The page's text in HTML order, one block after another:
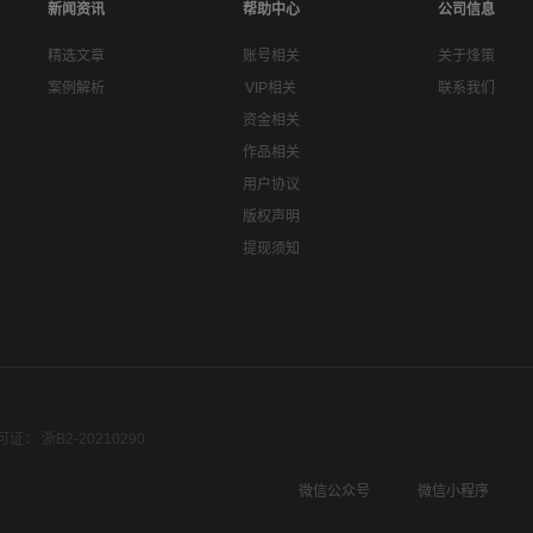
新闻资讯
精选文章
案例解析
帮助中心
账号相关
VIP相关
资金相关
作品相关
用户协议
版权声明
提现须知
公司信息
关于烽策
联系我们
证： 浙B2-20210290
微信公众号
微信小程序